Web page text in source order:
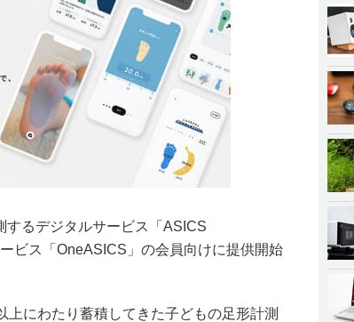
するデジタルサービス「ASICS
ビス「OneASICS」の会員向けに提供開始
にわたり蓄積してきた子どもの足形計測